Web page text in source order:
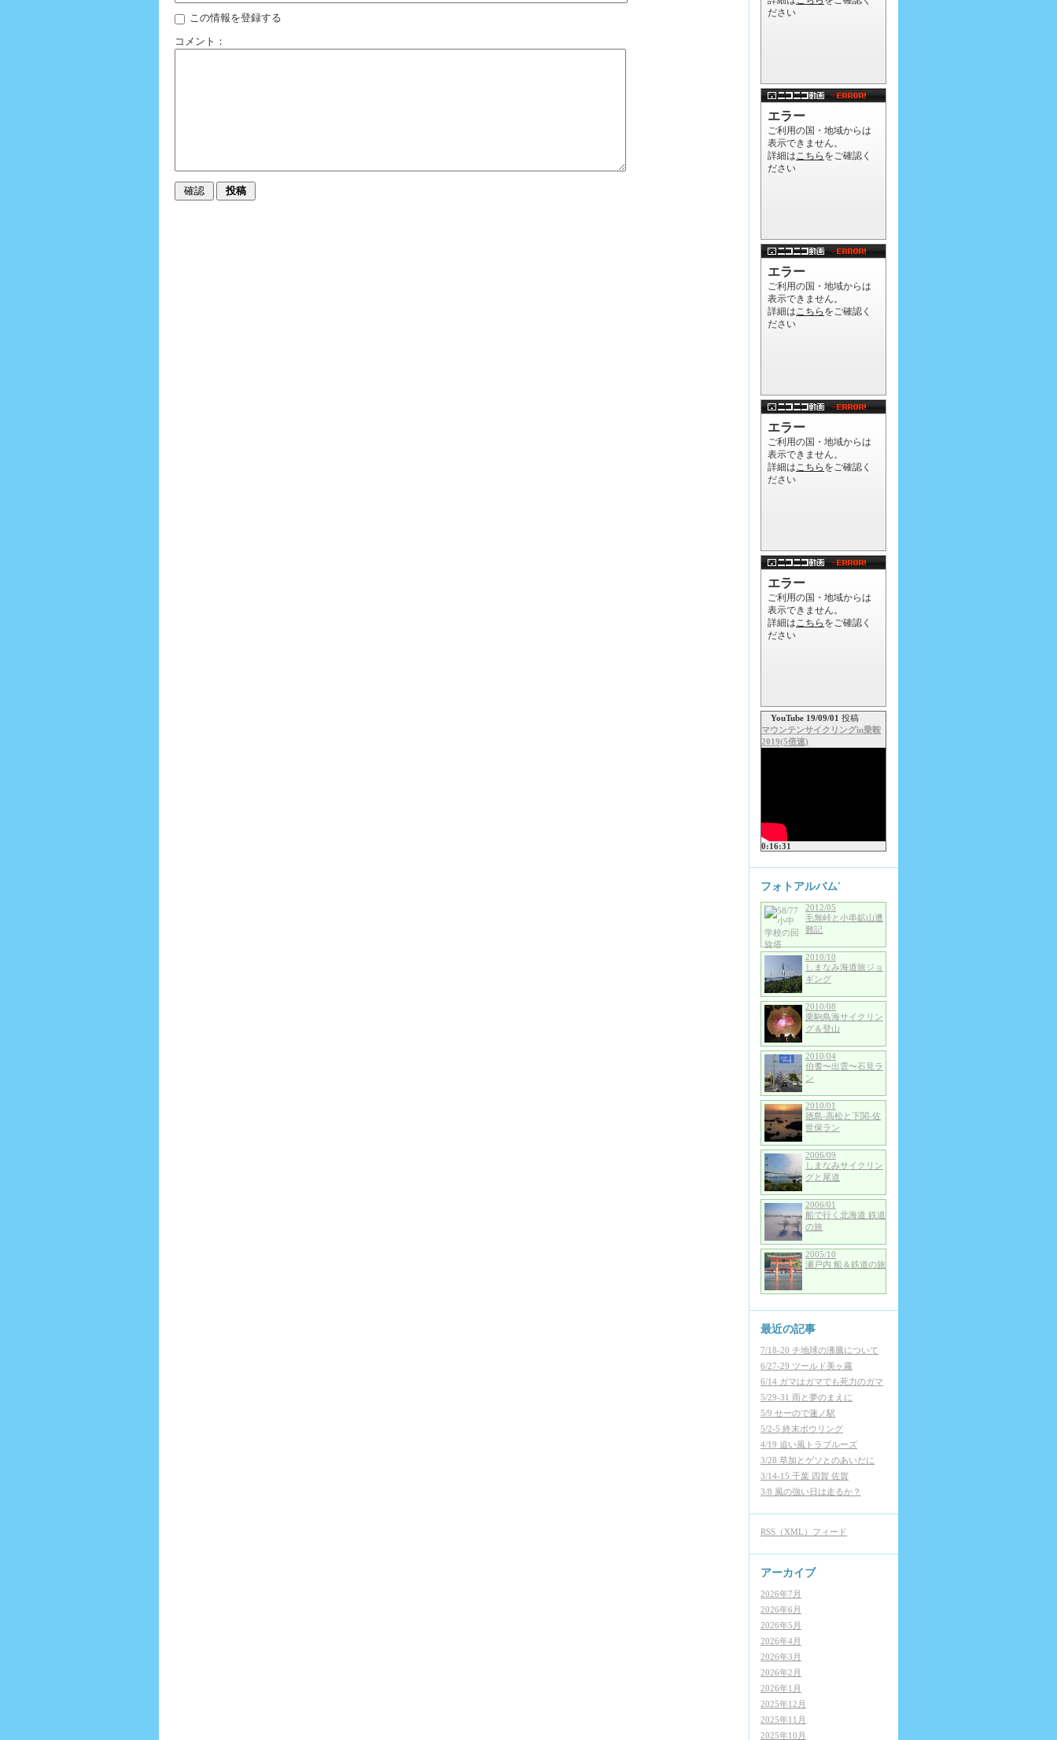
この情報を登録する
コメント：
YouTube 19/09/01 投稿
マウンテンサイクリングin乗鞍
2019(5倍速)
0:16:31
フォトアルバム'
2012/05
毛無峠と小串鉱山遭
難記
2010/10
しまなみ海道旅ジョ
ギング
2010/08
栗駒鳥海サイクリン
グ＆登山
2010/04
伯耆〜出雲〜石見ラ
ン
2010/01
徳島-高松と下関-佐
世保ラン
2006/09
しまなみサイクリン
グと尾道
2006/01
船で行く北海道 鉄道
の旅
2005/10
瀬戸内 船＆鉄道の旅
最近の記事
7/18-20 チ地球の沸騰について
6/27-29 ツールド美ヶ霧
6/14 ガマはガマでも死力のガマ
5/29-31 雨と夢のまえに
5/9 せーので蓮ノ駅
5/2-5 終末ボウリング
4/19 追い風トラブルーズ
3/28 草加とゲソとのあいだに
3/14-15 千葉 四賀 佐賀
3/8 風の強い日は走るか？
RSS（XML）フィード
アーカイブ
2026年7月
2026年6月
2026年5月
2026年4月
2026年3月
2026年2月
2026年1月
2025年12月
2025年11月
2025年10月